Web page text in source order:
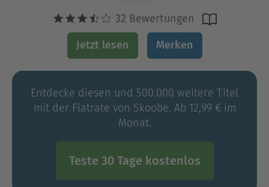
32 Bewertungen
Jetzt lesen Merken
Entdecke diesen und 500.000 weitere Titel
mit der Flatrate von Skoobe. Ab 12,99 € im
Monat.
Teste 30 Tage kostenlos